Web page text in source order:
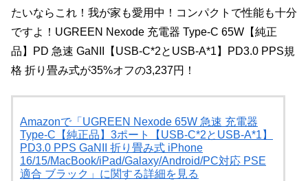
たいならこれ！我が家も愛用中！コンパクトで性能も十分
ですよ！UGREEN Nexode 充電器 Type-C 65W【純正
品】PD 急速 GaNII【USB-C*2とUSB-A*1】PD3.0 PPS規
格 折り畳み式が35%オフの3,237円！
Amazonで「UGREEN Nexode 65W 急速 充電器
Type-C【純正品】3ポート【USB-C*2とUSB-A*1】
PD3.0 PPS GaNII 折り畳み式 iPhone
16/15/MacBook/iPad/Galaxy/Android/PC対応 PSE
適合 ブラック」に関する詳細を見る